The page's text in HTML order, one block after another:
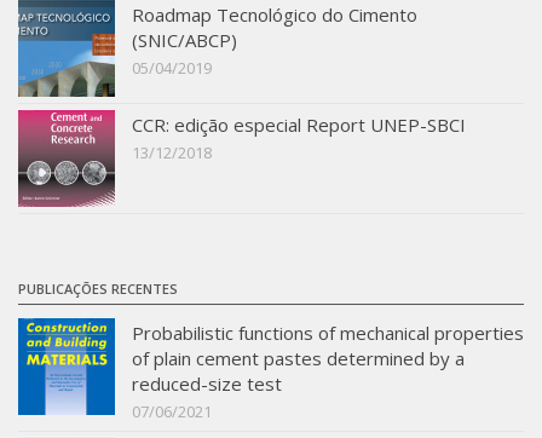
Roadmap Tecnológico do Cimento
(SNIC/ABCP)
05/04/2019
CCR: edição especial Report UNEP-SBCI
13/12/2018
PUBLICAÇÕES RECENTES
Probabilistic functions of mechanical properties
of plain cement pastes determined by a
reduced-size test
07/06/2021